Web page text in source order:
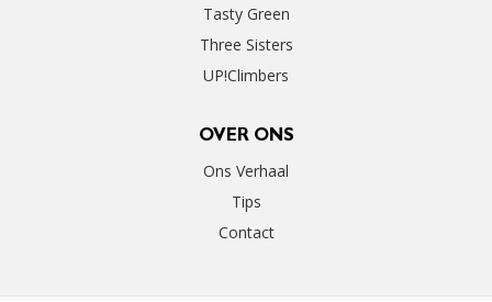
Tasty Green
Three Sisters
UP!Climbers
OVER ONS
Ons Verhaal
Tips
Contact